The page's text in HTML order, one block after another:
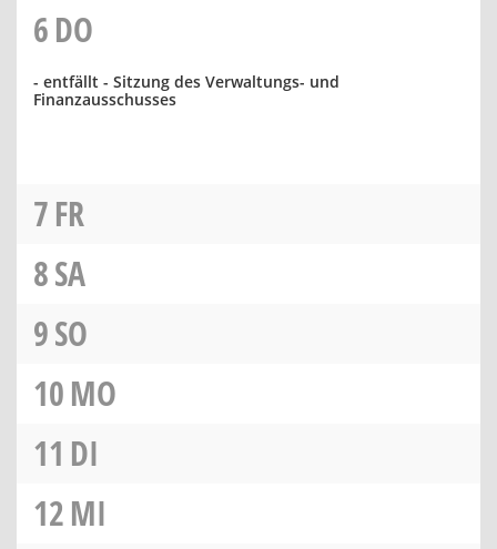
6DO
- entfällt - Sitzung des Verwaltungs- und
Finanzausschusses
7FR
8SA
9SO
10MO
11 DI
12MI